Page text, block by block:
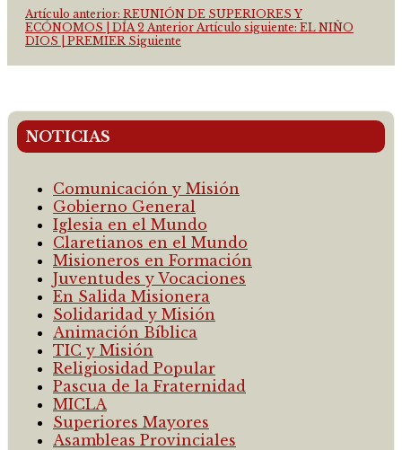
Artículo anterior: REUNIÓN DE SUPERIORES Y
ECÓNOMOS | DÍA 2 Anterior Artículo siguiente: EL NIÑO
DIOS | PREMIER Siguiente
NOTICIAS
Comunicación y Misión
Gobierno General
Iglesia en el Mundo
Claretianos en el Mundo
Misioneros en Formación
Juventudes y Vocaciones
En Salida Misionera
Solidaridad y Misión
Animación Bíblica
TIC y Misión
Religiosidad Popular
Pascua de la Fraternidad
MICLA
Superiores Mayores
Asambleas Provinciales